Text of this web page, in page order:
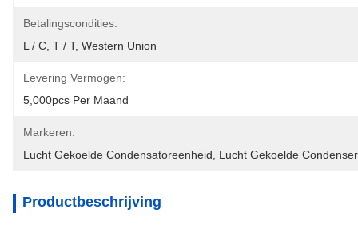
Betalingscondities:
L / C, T / T, Western Union
Levering Vermogen:
5,000pcs Per Maand
Markeren:
Lucht Gekoelde Condensatoreenheid
Lucht Gekoelde
Productbeschrijving